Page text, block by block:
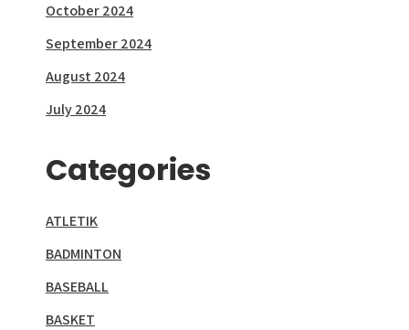
October 2024
September 2024
August 2024
July 2024
Categories
ATLETIK
BADMINTON
BASEBALL
BASKET